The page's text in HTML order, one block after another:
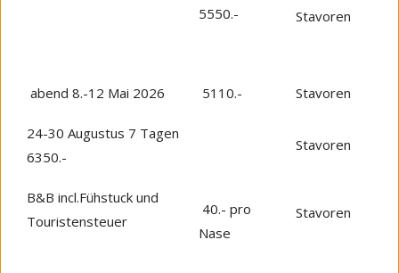
5550.-
Stavoren
abend 8.-12 Mai 2026 5110.- Stavoren
24-30 Augustus 7 Tagen
6350.-
Stavoren
B&B incl.Fühstuck und
Touristensteuer
40.- pro
Nase
Stavoren